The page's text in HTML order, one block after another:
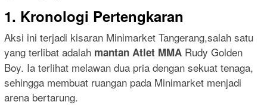
1. Kronologi Pertengkaran
Aksi ini terjadi kisaran Minimarket Tangerang,salah satu
yang terlibat adalah mantan Atlet MMA Rudy Golden
Boy. Ia terlihat melawan dua pria dengan sekuat tenaga,
sehingga membuat ruangan pada Minimarket menjadi
arena bertarung.